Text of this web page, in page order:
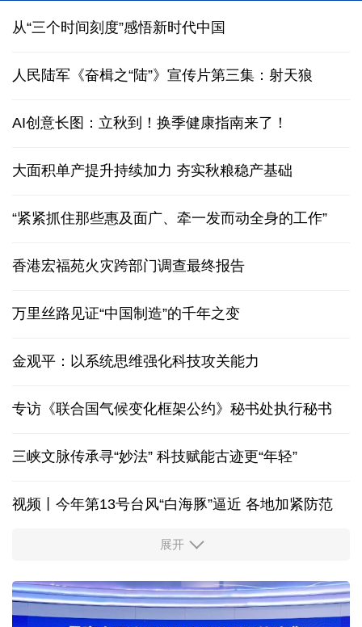
从“三个时间刻度”感悟新时代中国
人民陆军《奋楫之“陆”》宣传片第三集：射天狼
AI创意长图：立秋到！换季健康指南来了！
大面积单产提升持续加力 夯实秋粮稳产基础
“紧紧抓住那些惠及面广、牵一发而动全身的工作”
香港宏福苑火灾跨部门调查最终报告
万里丝路见证“中国制造”的千年之变
金观平：以系统思维强化科技攻关能力
专访《联合国气候变化框架公约》秘书处执行秘书
三峡文脉传承寻“妙法” 科技赋能古迹更“年轻”
视频丨今年第13号台风“白海豚”逼近 各地加紧防范
柔性制造，高效匹配差异化需求
“零关税”实施100天 见证中非合作新气象
展开